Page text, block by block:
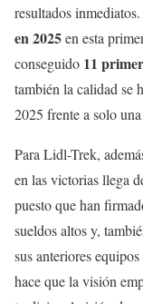
resultados
en 2025en esta
conseguido 11
también la calidad se
2025 frente a solo
Para Lidl-Trek,
en las victorias llega
puesto que han
sueldos altos y,
sus anteriores
hace que la visión